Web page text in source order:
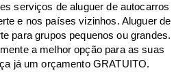
serviços de aluguer de autocarros
e nos países vizinhos. Aluguer de
para grupos pequenos ou grandes.
a melhor opção para as suas
já um orçamento GRATUITO.